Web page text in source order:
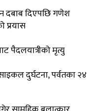
दबाब दिएपछि गणेश
प्रयास
पैदलयात्रीको मृत्यु
दुर्घटना, पर्वतका २४